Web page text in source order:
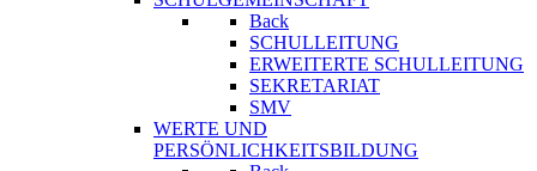
Back
SCHULLEITUNG
ERWEITERTE SCHULLEITUNG
SEKRETARIAT
SMV
WERTE UND
PERSÖNLICHKEITSBILDUNG